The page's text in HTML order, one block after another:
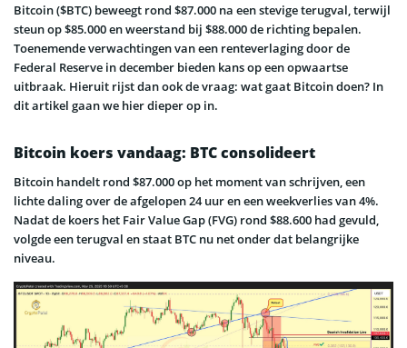
Bitcoin ($BTC) beweegt rond $87.000 na een stevige terugval, terwijl
steun op $85.000 en weerstand bij $88.000 de richting bepalen.
Toenemende verwachtingen van een renteverlaging door de
Federal Reserve in december bieden kans op een opwaartse
uitbraak. Hieruit rijst dan ook de vraag: wat gaat Bitcoin doen? In
dit artikel gaan we hier dieper op in.
Bitcoin koers vandaag: BTC consolideert
Bitcoin handelt rond $87.000 op het moment van schrijven, een
lichte daling over de afgelopen 24 uur en een weekverlies van 4%.
Nadat de koers het Fair Value Gap (FVG) rond $88.600 had gevuld,
volgde een terugval en staat BTC nu net onder dat belangrijke
niveau.